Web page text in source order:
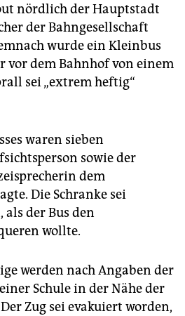
nördlich der Hauptstadt
der Bahngesellschaft
wurde ein Kleinbus
vor dem Bahnhof von einem
sei „extrem heftig“
waren sieben
sowie der
dem
Die Schranke sei
als der Bus den
wollte.
werden nach Angaben der
Schule in der Nähe der
Zug sei evakuiert worden,